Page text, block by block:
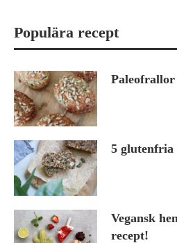
Populära recept
5 glutenfria
Vegansk
recept!